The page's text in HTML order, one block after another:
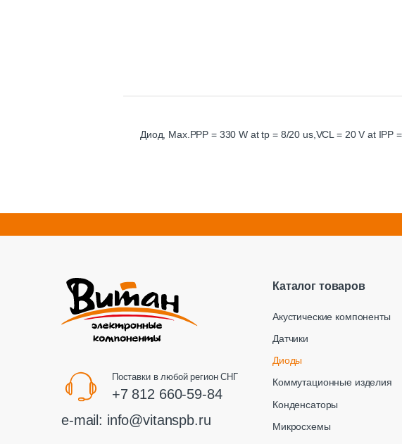
Диод, Max.PPP = 330 W at tp = 8/20 us,VCL = 20 V at IPP
Поставки в любой регион СНГ
+7 812 660-59-84
e-mail: info@vitanspb.ru
Каталог товаров
Акустические компоненты
Датчики
Диоды
Коммутационные изделия
Конденсаторы
Микросхемы